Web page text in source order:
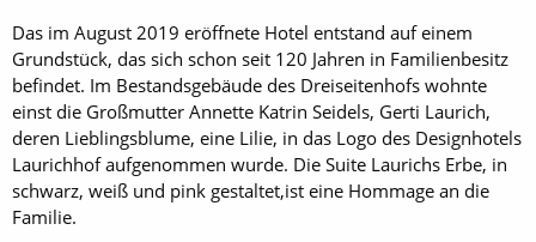
Das im August 2019 eröffnete Hotel entstand auf einem
Grundstück, das sich schon seit 120 Jahren in Familienbesitz
befindet. Im Bestandsgebäude des Dreiseitenhofs wohnte
einst die Großmutter Annette Katrin Seidels, Gerti Laurich,
deren Lieblingsblume, eine Lilie, in das Logo des Designhotels
Laurichhof aufgenommen wurde. Die Suite Laurichs Erbe, in
schwarz, weiß und pink gestaltet,ist eine Hommage an die
Familie.